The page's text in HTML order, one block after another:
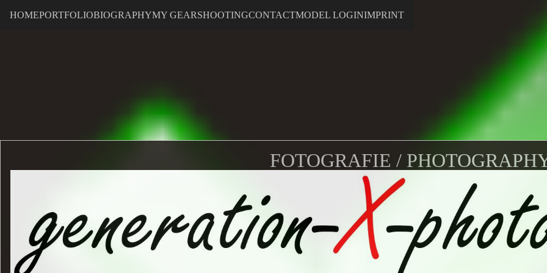
HOMEPORTFOLIOBIOGRAPHYMY GEARSHOOTINGCONTACTMODEL LOGINIMPRINT
FOTOGRAFIE /